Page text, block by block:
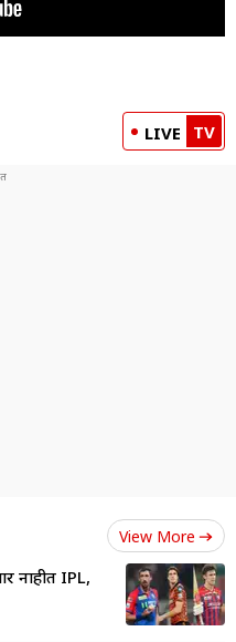
LIVE TV
View More
नाहीत IPL,